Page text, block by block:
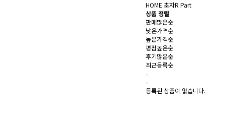
HOME 초자R Part
상품 정렬
판매많은순
낮은가격순
높은가격순
평점높은순
후기많은순
최근등록순
등록된 상품이 없습니다.